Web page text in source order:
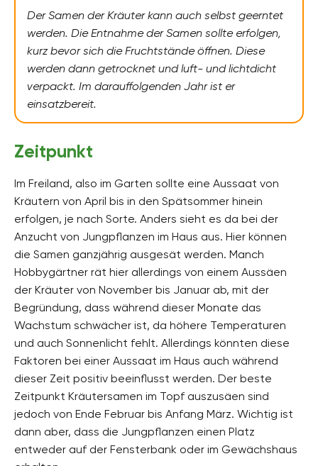
Der Samen der Kräuter kann auch selbst geerntet
werden. Die Entnahme der Samen sollte erfolgen,
kurz bevor sich die Fruchtstände öffnen. Diese
werden dann getrocknet und luft- und lichtdicht
verpackt. Im darauffolgenden Jahr ist er
einsatzbereit.
Zeitpunkt
Im Freiland, also im Garten sollte eine Aussaat von
Kräutern von April bis in den Spätsommer hinein
erfolgen, je nach Sorte. Anders sieht es da bei der
Anzucht von Jungpflanzen im Haus aus. Hier können
die Samen ganzjährig ausgesät werden. Manch
Hobbygärtner rät hier allerdings von einem Aussäen
der Kräuter von November bis Januar ab, mit der
Begründung, dass während dieser Monate das
Wachstum schwächer ist, da höhere Temperaturen
und auch Sonnenlicht fehlt. Allerdings könnten diese
Faktoren bei einer Aussaat im Haus auch während
dieser Zeit positiv beeinflusst werden. Der beste
Zeitpunkt Kräutersamen im Topf auszusäen sind
jedoch von Ende Februar bis Anfang März. Wichtig ist
dann aber, dass die Jungpflanzen einen Platz
entweder auf der Fensterbank oder im Gewächshaus